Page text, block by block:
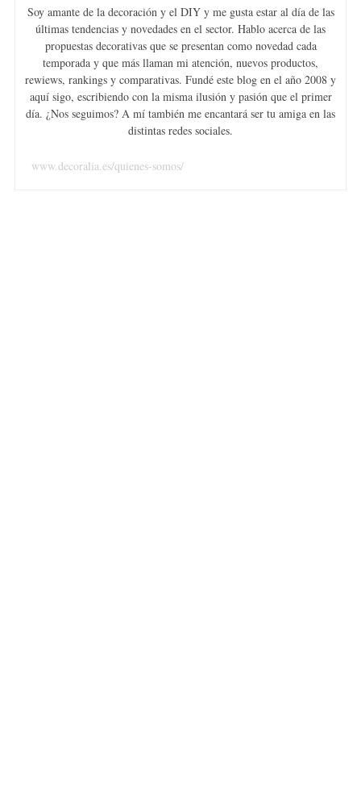
Soy amante de la decoración y el DIY y me gusta estar al día de las
últimas tendencias y novedades en el sector. Hablo acerca de las
propuestas decorativas que se presentan como novedad cada
temporada y que más llaman mi atención, nuevos productos,
rewiews, rankings y comparativas. Fundé este blog en el año 2008 y
aquí sigo, escribiendo con la misma ilusión y pasión que el primer
día. ¿Nos seguimos? A mí también me encantará ser tu amiga en las
distintas redes sociales.
www.decoralia.es/quienes-somos/